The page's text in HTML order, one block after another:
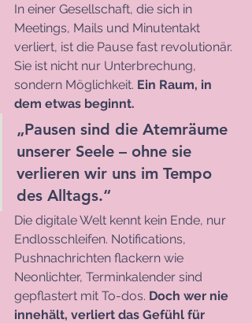
In einer Gesellschaft, die sich in
Meetings, Mails und Minutentakt
verliert, ist die Pause fast revolutionär.
Sie ist nicht nur Unterbrechung,
sondern Möglichkeit. Ein Raum, in
dem etwas beginnt.
„Pausen sind die Atemräume
unserer Seele – ohne sie
verlieren wir uns im Tempo
des Alltags.“
Die digitale Welt kennt kein Ende, nur
Endlosschleifen. Notifications,
Pushnachrichten flackern wie
Neonlichter, Terminkalender sind
gepflastert mit To-dos. Doch wer nie
innehält, verliert das Gefühl für